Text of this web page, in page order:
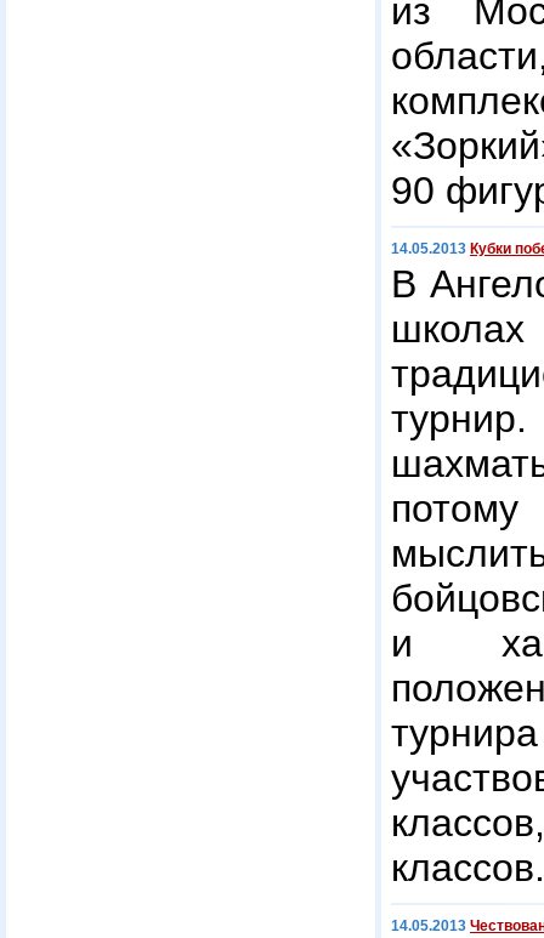
из
90
14.05.2013 Кубки
В
потому
и
классов.
14.05.2013